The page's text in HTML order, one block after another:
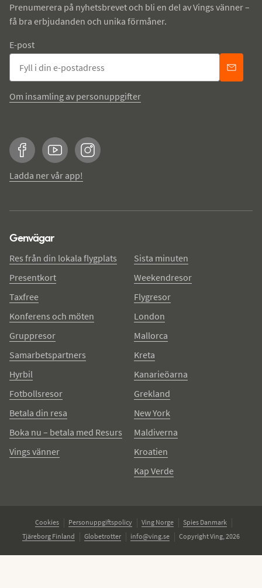
Prenumerera på nyhetsbrevet och bli en del av Vings vänner –
få bra erbjudanden och unika förmåner.
E-post
Om insamling av personuppgifter
FacebookYouTubeInstagram
Ladda ner vår app!
Genvägar
Res från din lokala flygplats
Presentkort
Taxfree
Konferens och möten
Gruppresor
Samarbetspartners
Hyrbil
Fotbollsresor
Betala din resa
Boka nu – betala med Resurs
Vings vänner
Sista minuten
Weekendresor
Flygresor
London
Mallorca
Kreta
Kanarieöarna
Grekland
New York
Maldiverna
Kroatien
Kap Verde
Cookies Personuppgiftspolicy Ving Norge
Spies Danmark
Tjäreborg Finland
Globetrotter info@ving.se Copyright Ving, 2026